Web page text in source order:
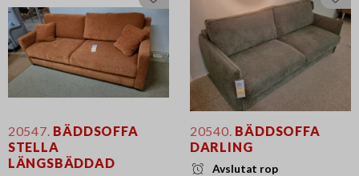
20547. BÄDDSOFFA
STELLA
LÄNGSBÄDDAD
20540. BÄDDSOFFA
DARLING
Avslutat rop